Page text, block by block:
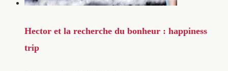
Hector et la recherche du bonheur : happiness
trip